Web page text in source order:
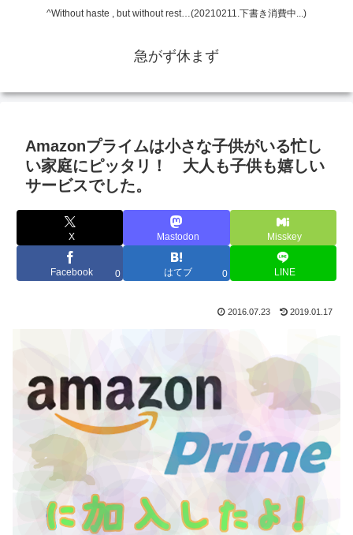
^Without haste , but without rest…(20210211.下書き消費中...)
急がず休まず
Amazonプライムは小さな子供がいる忙し
い家庭にピッタリ！ 大人も子供も嬉しい
サービスでした。
X Mastodon Misskey
Facebook 0 はてブ 0 LINE
2016.07.23 2019.01.17